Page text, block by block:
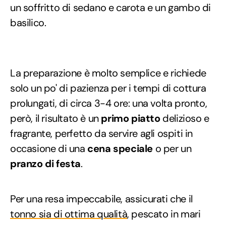
un soffritto di sedano e carota e un gambo di
basilico.
La preparazione è molto semplice e richiede
solo un po' di pazienza per i tempi di cottura
prolungati, di circa 3-4 ore: una volta pronto,
però, il risultato è unprimo piattodelizioso e
fragrante, perfetto da servire agli ospiti in
occasione di una cena speciale o per un
pranzo di festa.
Per una resa impeccabile, assicurati che il
tonno sia di ottima qualità, pescato in mari